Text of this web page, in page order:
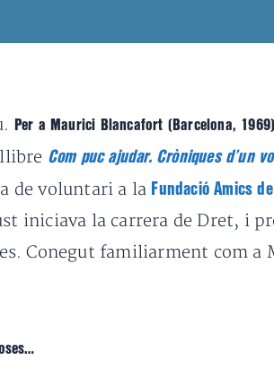
Per a Maurici Blancafort (Barcelona,
Com puc ajudar. Cròniques d’un
de voluntari a la Fundació Amics
iniciava la carrera de Dret, i
Conegut familiarment com a